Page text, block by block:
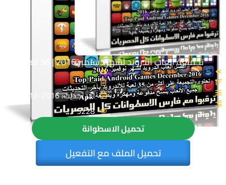
تجميعة ألعاب أندرويد لشهر ديسمبر 2016 | 36 لعبة
اخر تحديث: 2016-12-24
5228
تحميل الاسطوانة
تحميل الملف مع التفعيل